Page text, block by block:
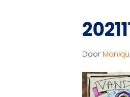
Door